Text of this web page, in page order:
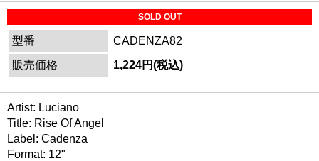
SOLD OUT
型番
CADENZA82
販売価格
1,224円(税込)
Artist: Luciano
Title: Rise Of Angel
Label: Cadenza
Format: 12"